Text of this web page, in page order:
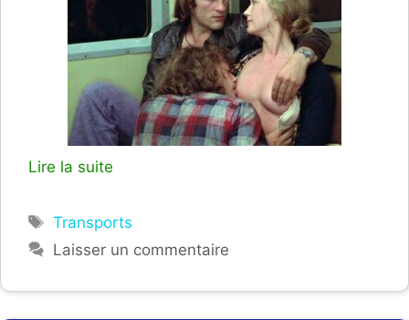
Lire la suite
Étiquettes
Transports
Laisser un commentaire